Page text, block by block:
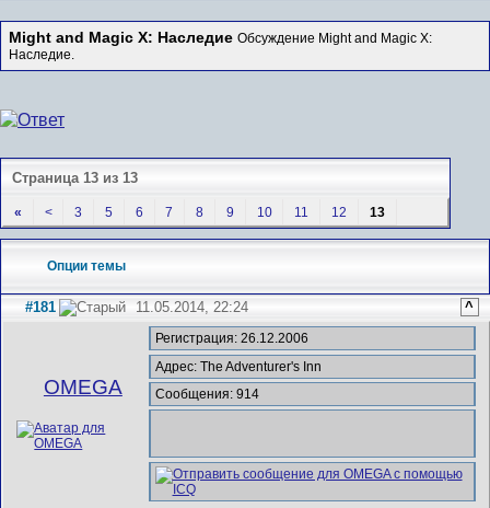
Might and Magic X: Наследие Обсуждение Might and Magic X:
Наследие.
Страница 13 из 13
« < 3 5 6 7 8 9 10 11 12 13
Опции темы
#181 11.05.2014, 22:24 ^
ОMEGA
Регистрация: 26.12.2006
Адрес: The Adventurer's Inn
Сообщения: 914